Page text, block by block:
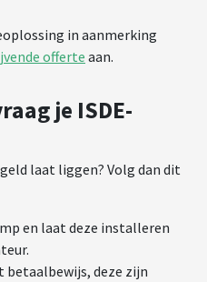
in aanmerking
offerteaan.
je ISDE-
laat liggen? Volg dan dit
en laat deze installeren
betaalbewijs, deze zijn